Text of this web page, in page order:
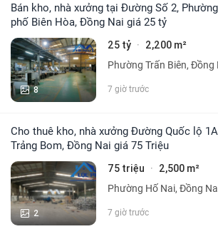
Bán kho, nhà xưởng tại Đường Số 2, Phường An Bình, Thành
phố Biên Hòa, Đồng Nai giá 25 tỷ
8
25 tỷ · 2,200 m²
Phường Trấn Biên, Đồng
7 giờ trước
Cho thuê kho, nhà xưởng Đường Quốc lộ 1A, Xã Hố Nai 3,
Trảng Bom, Đồng Nai giá 75 Triệu
2
75 triệu · 2,500 m²
Phường Hố Nai, Đồng
7 giờ trước